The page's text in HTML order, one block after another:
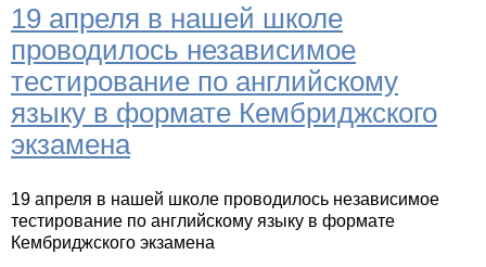
19 апреля в нашей школе
проводилось независимое
тестирование по английскому
языку в формате Кембриджского
экзамена
19 апреля в нашей школе проводилось независимое
тестирование по английскому языку в формате
Кембриджского экзамена